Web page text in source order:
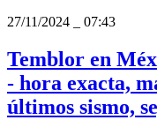
27/11/2024
07:43
Temblor en
- hora exacta,
últimos sismo,